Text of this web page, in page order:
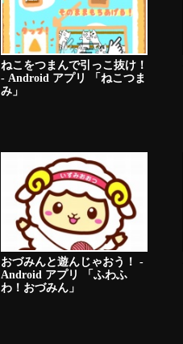
ねこをつまんで引っこ抜け！
- Android アプリ 「ねこつま
み」
おづみんと遊んじゃおう！ -
Android アプリ 「ふわふ
わ！おづみん」